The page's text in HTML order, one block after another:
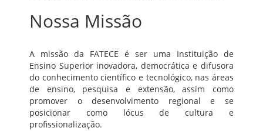
Nossa Missão
A missão da FATECE é ser uma Instituição de
Ensino Superior inovadora, democrática e difusora
do conhecimento científico e tecnológico, nas áreas
de ensino, pesquisa e extensão, assim como
promover o desenvolvimento regional e se
posicionar como lócus de cultura e
profissionalização.